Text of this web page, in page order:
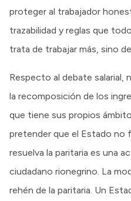
proteger al trabajador
trazabilidad y reglas que
trata de trabajar más, sino
Respecto al debate salarial,
la recomposición de los
que tiene sus propios
pretender que el Estado no
resuelva la paritaria es una
ciudadano rionegrino. La
rehén de la paritaria. Un